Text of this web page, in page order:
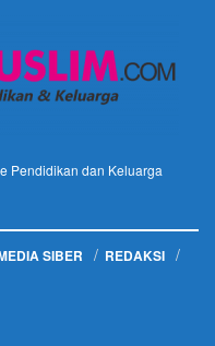
Pendidikan dan Keluarga
SIBER
REDAKSI